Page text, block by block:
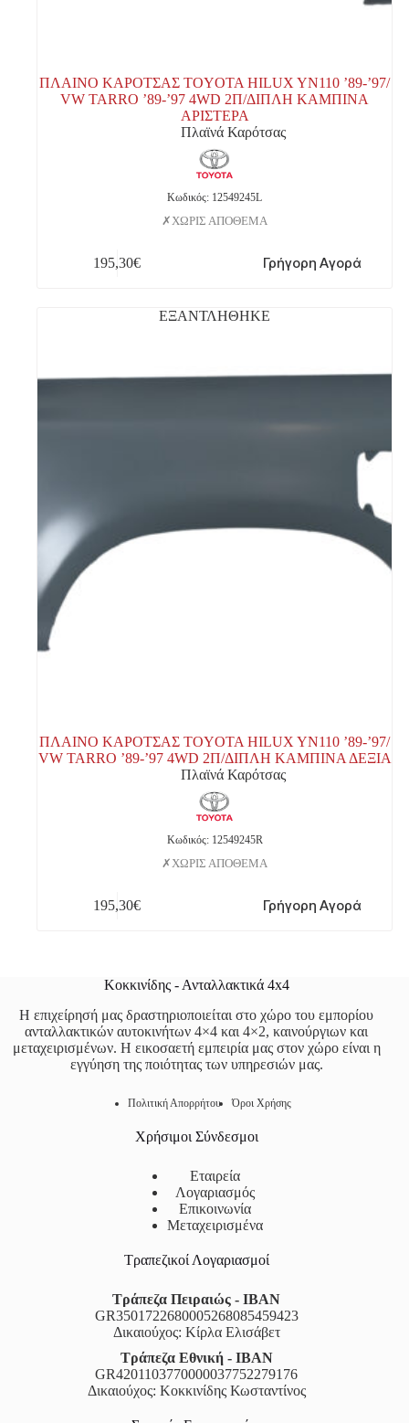
ΠΛΑΙΝΟ ΚΑΡΟΤΣΑΣ TOYOTA HILUX YN110 ’89-’97/
VW TARRO ’89-’97 4WD 2Π/ΔΙΠΛΗ ΚΑΜΠΙΝΑ
ΑΡΙΣΤΕΡΑ
Πλαϊνά Καρότσας
Κωδικός: 12549245L
ΧΩΡΙΣ ΑΠΟΘΕΜΑ
195,30€ Γρήγορη Αγορά
ΕΞΑΝΤΛΗΘΗΚΕ
ΠΛΑΙΝΟ ΚΑΡΟΤΣΑΣ TOYOTA HILUX YN110 ’89-’97/
VW TARRO ’89-’97 4WD 2Π/ΔΙΠΛΗ ΚΑΜΠΙΝΑ ΔΕΞΙΑ
Πλαϊνά Καρότσας
Κωδικός: 12549245R
ΧΩΡΙΣ ΑΠΟΘΕΜΑ
195,30€ Γρήγορη Αγορά
Κοκκινίδης - Ανταλλακτικά 4x4
Η επιχείρησή μας δραστηριοποιείται στο χώρο του εμπορίου
ανταλλακτικών αυτοκινήτων 4×4 και 4×2, καινούργιων και
μεταχειρισμένων. Η εικοσαετή εμπειρία μας στον χώρο είναι η
εγγύηση της ποιότητας των υπηρεσιών μας.
Πολιτική Απορρήτου Όροι Χρήσης
Χρήσιμοι Σύνδεσμοι
Εταιρεία
Λογαριασμός
Επικοινωνία
Μεταχειρισμένα
Τραπεζικοί Λογαριασμοί
Τράπεζα Πειραιώς - IBAN
GR3501722680005268085459423
Δικαιούχος: Κίρλα Ελισάβετ
Τράπεζα Εθνική - IBAN
GR4201103770000037752279176
Δικαιούχος: Κοκκινίδης Κωσταντίνος